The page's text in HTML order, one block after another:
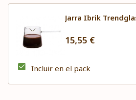
Jarra Ibrik
15,55 €
Incluir en el pack